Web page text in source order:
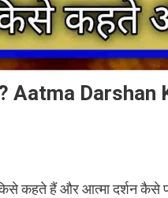
Aatma Darshan
कहते हैं और आत्मा दर्शन कैसे